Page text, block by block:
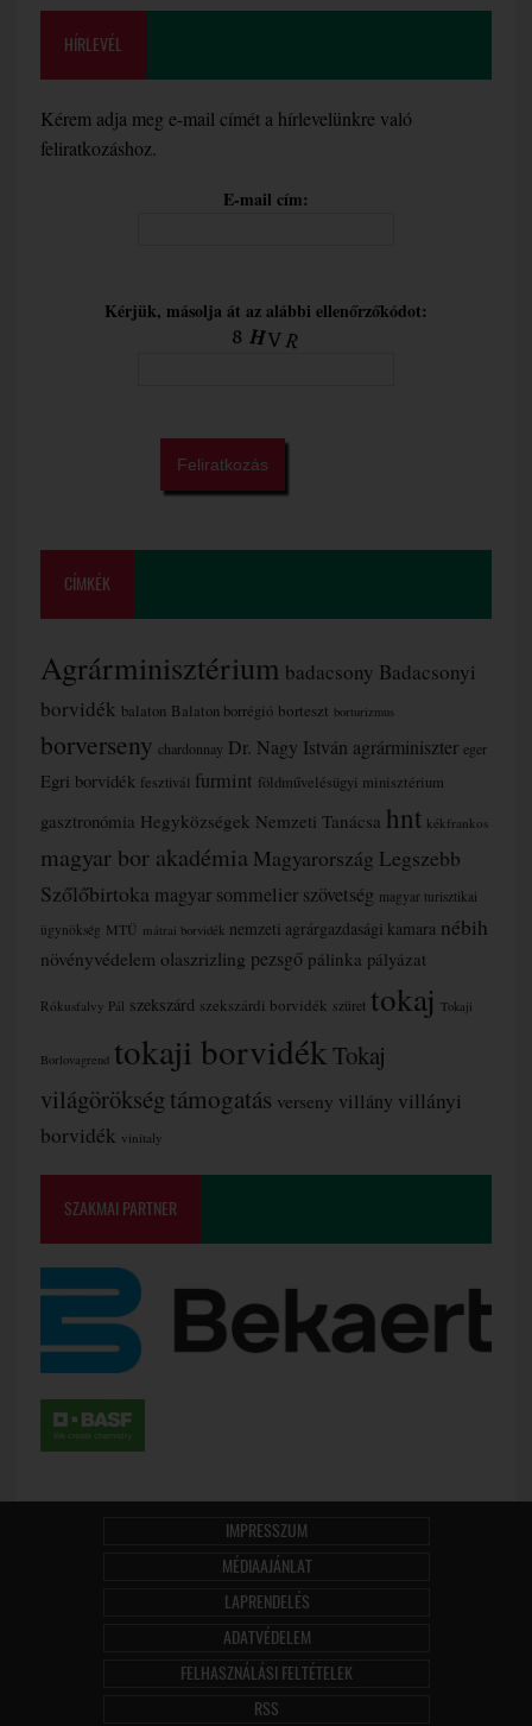
HÍRLEVÉL
Kérem adja meg e-mail címét a hírlevelünkre való
feliratkozáshoz.
E-mail cím:
Kérjük, másolja át az alábbi ellenőrzőkódot:
CÍMKÉK
Agrárminisztérium badacsony Badacsonyi
borvidék balaton Balaton borrégió borteszt borturizmus
borverseny chardonnay Dr. Nagy István agrárminiszter eger
Egri borvidék fesztivál furmint földművelésügyi minisztérium
gasztronómia Hegyközségek Nemzeti Tanácsa hnt kékfrankos
magyar bor akadémia Magyarország Legszebb
Szőlőbirtoka magyar sommelier szövetség magyar turisztikai
ügynökség MTÜ mátrai borvidék nemzeti agrárgazdasági kamara nébih
növényvédelem olaszrizling pezsgő pálinka pályázat
Rókusfalvy Pál szekszárd szekszárdi borvidék szüret tokaj Tokaji
Borlovagrend tokaji borvidék Tokaj
világörökségtámogatás verseny villány villányi
borvidék vinitaly
SZAKMAI PARTNER
IMPRESSZUM
MÉDIAAJÁNLAT
LAPRENDELÉS
ADATVÉDELEM
FELHASZNÁLÁSI FELTÉTELEK
RSS